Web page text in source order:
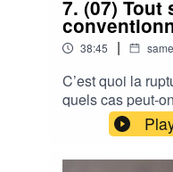
7. (07)
38:45 |
C’est quoi la
quels cas peut-
passe
secteurs dans
Est-ce que tout